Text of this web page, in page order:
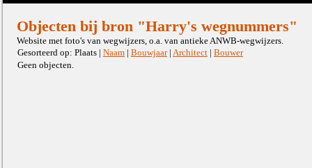
Objecten bij bron "Harry's wegnummers"
Website met foto's van wegwijzers, o.a. van antieke ANWB-wegwijzers.
Gesorteerd op: Plaats | Naam | Bouwjaar| Architect | Bouwer
Geen objecten.